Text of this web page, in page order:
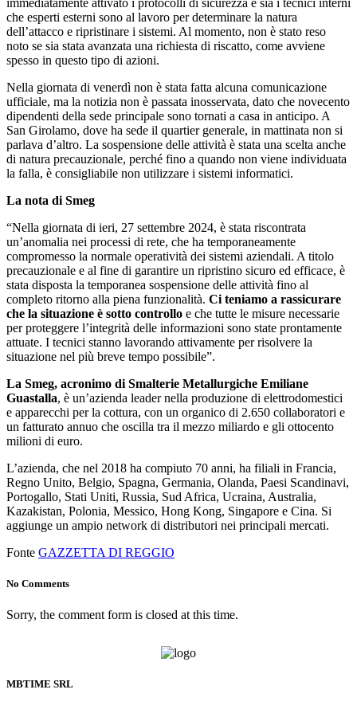
che esperti esterni sono al lavoro per determinare la natura
dell’attacco e ripristinare i sistemi. Al momento, non è stato reso
noto se sia stata avanzata una richiesta di riscatto, come avviene
spesso in questo tipo di azioni.
Nella giornata di venerdì non è stata fatta alcuna comunicazione
ufficiale, ma la notizia non è passata inosservata, dato che novecento
dipendenti della sede principale sono tornati a casa in anticipo. A
San Girolamo, dove ha sede il quartier generale, in mattinata non si
parlava d’altro. La sospensione delle attività è stata una scelta anche
di natura precauzionale, perché fino a quando non viene individuata
la falla, è consigliabile non utilizzare i sistemi informatici.
La nota di Smeg
“Nella giornata di ieri, 27 settembre 2024, è stata riscontrata
un’anomalia nei processi di rete, che ha temporaneamente
compromesso la normale operatività dei sistemi aziendali. A titolo
precauzionale e al fine di garantire un ripristino sicuro ed efficace, è
stata disposta la temporanea sospensione delle attività fino al
completo ritorno alla piena funzionalità. Ci teniamo a rassicurare
che la situazione è sotto controllo e che tutte le misure necessarie
per proteggere l’integrità delle informazioni sono state prontamente
attuate. I tecnici stanno lavorando attivamente per risolvere la
situazione nel più breve tempo possibile”.
La Smeg, acronimo di Smalterie Metallurgiche Emiliane
Guastalla, è un’azienda leader nella produzione di elettrodomestici
e apparecchi per la cottura, con un organico di 2.650 collaboratori e
un fatturato annuo che oscilla tra il mezzo miliardo e gli ottocento
milioni di euro.
L’azienda, che nel 2018 ha compiuto 70 anni, ha filiali in Francia,
Regno Unito, Belgio, Spagna, Germania, Olanda, Paesi Scandinavi,
Portogallo, Stati Uniti, Russia, Sud Africa, Ucraina, Australia,
Kazakistan, Polonia, Messico, Hong Kong, Singapore e Cina. Si
aggiunge un ampio network di distributori nei principali mercati.
Fonte GAZZETTA DI REGGIO
No Comments
Sorry, the comment form is closed at this time.
MBTIME SRL